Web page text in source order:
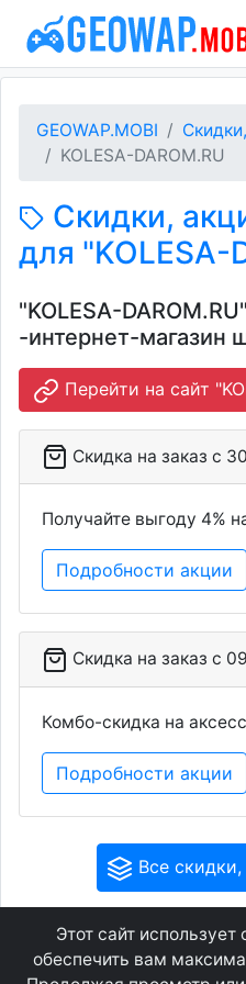
GEOWAP.MOBI
KOLESA-DAROM.RU
Скидки,
для "KOLESA-
"KOLESA-
-интернет-магазин
Перейти на сайт
Скидка на заказ c
Получайте выгоду 4%
Подробности акции
Скидка на заказ c
Комбо-скидка на
Подробности акции
Все
GEOWAP.MOBI© 2007 -
Этот сайт
обеспечить вам